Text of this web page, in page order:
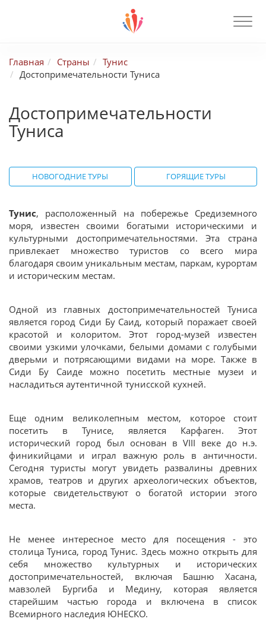
Главная Страны
Тунис
Достопримечательности Туниса
Достопримечательности
Туниса
НОВОГОДНИЕ ТУРЫ ГОРЯЩИЕ ТУРЫ
Тунис, расположенный на побережье Средиземного
моря, известен своими богатыми историческими и
культурными достопримечательностями. Эта страна
привлекает множество туристов со всего мира
благодаря своим уникальным местам, паркам, курортам
и историческим местам.
Одной из главных достопримечательностей Туниса
является город Сиди Бу Саид, который поражает своей
красотой и колоритом. Этот город-музей известен
своими узкими улочками, белыми домами с голубыми
дверьми и потрясающими видами на море. Также в
Сиди Бу Саиде можно посетить местные музеи и
насладиться аутентичной тунисской кухней.
Еще одним великолепным местом, которое стоит
посетить в Тунисе, является Карфаген. Этот
исторический город был основан в VIII веке до н.э.
финикийцами и играл важную роль в античности.
Сегодня туристы могут увидеть развалины древних
храмов, театров и других археологических объектов,
которые свидетельствуют о богатой истории этого
места.
Не менее интересное место для посещения - это
столица Туниса, город Тунис. Здесь можно открыть для
себя множество культурных и исторических
достопримечательностей, включая Башню Хасана,
мавзолей Бургиба и Медину, которая является
старейшим частью города и включена в список
Всемирного наследия ЮНЕСКО.